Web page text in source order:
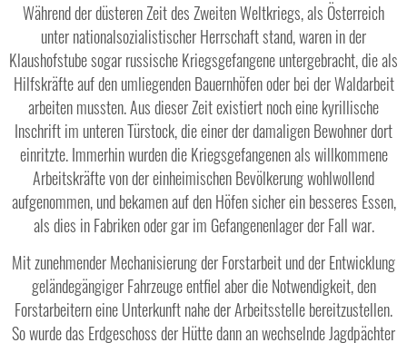
Während der düsteren Zeit des Zweiten Weltkriegs, als Österreich
unter nationalsozialistischer Herrschaft stand, waren in der
Klaushofstube sogar russische Kriegsgefangene untergebracht, die als
Hilfskräfte auf den umliegenden Bauernhöfen oder bei der Waldarbeit
arbeiten mussten. Aus dieser Zeit existiert noch eine kyrillische
Inschrift im unteren Türstock, die einer der damaligen Bewohner dort
einritzte. Immerhin wurden die Kriegsgefangenen als willkommene
Arbeitskräfte von der einheimischen Bevölkerung wohlwollend
aufgenommen, und bekamen auf den Höfen sicher ein besseres Essen,
als dies in Fabriken oder gar im Gefangenenlager der Fall war.
Mit zunehmender Mechanisierung der Forstarbeit und der Entwicklung
geländegängiger Fahrzeuge entfiel aber die Notwendigkeit, den
Forstarbeitern eine Unterkunft nahe der Arbeitsstelle bereitzustellen.
So wurde das Erdgeschoss der Hütte dann an wechselnde Jagdpächter